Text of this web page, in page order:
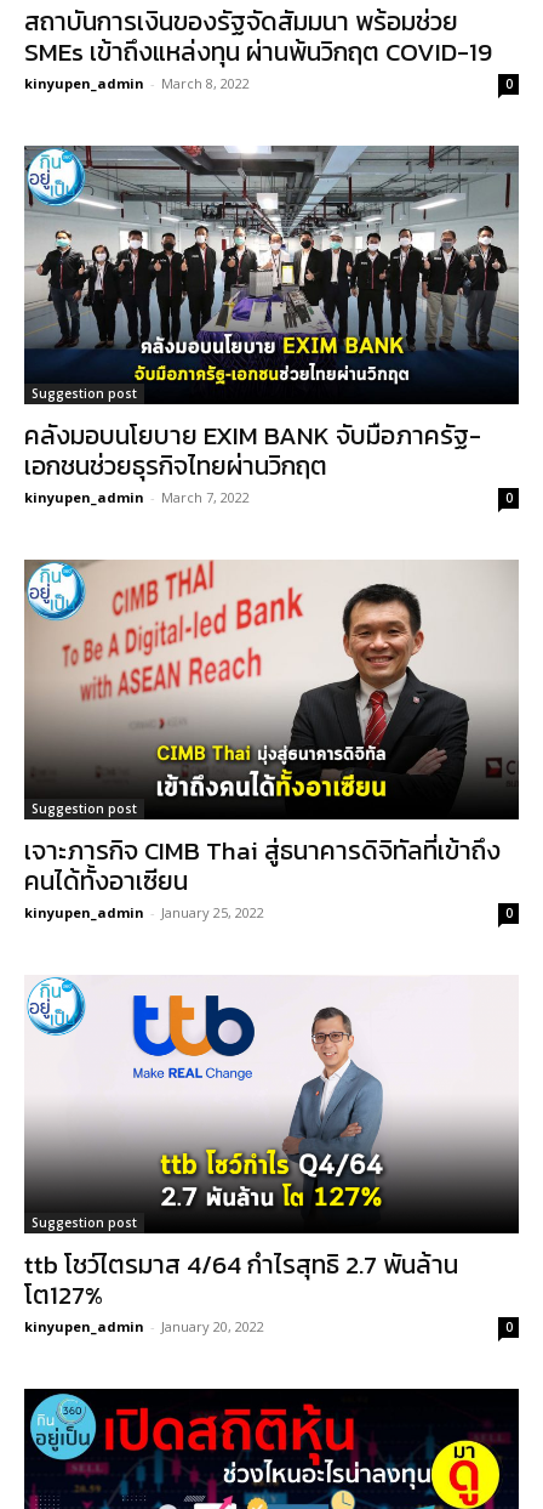
สถาบันการเงินของรัฐจัดสัมมนา พร้อมช่วย
SMEs เข้าถึงแหล่งทุน ผ่านพ้นวิกฤต COVID-19
kinyupen_admin - March 8, 2022 0
Suggestion post
คลังมอบนโยบาย EXIM BANK จับมือภาครัฐ-
เอกชนช่วยธุรกิจไทยผ่านวิกฤต
kinyupen_admin - March 7, 2022 0
Suggestion post
เจาะภารกิจ CIMB Thai สู่ธนาคารดิจิทัลที่เข้าถึง
คนได้ทั้งอาเซียน
kinyupen_admin - January 25, 2022 0
Suggestion post
ttb โชว์ไตรมาส 4/64 กำไรสุทธิ 2.7 พันล้าน
โต127%
kinyupen_admin - January 20, 2022 0